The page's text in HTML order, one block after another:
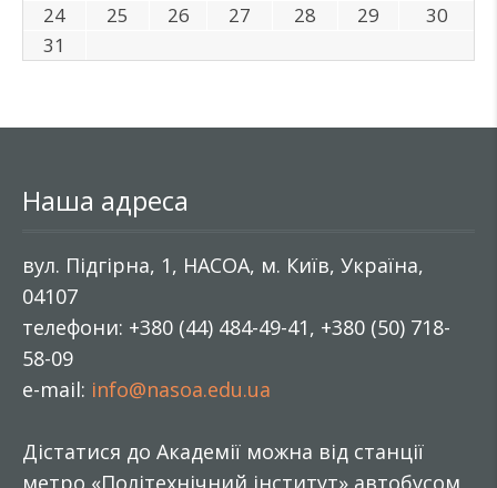
24
25 26 27 28 29
30
31
Наша адреса
вул. Підгірна, 1, НАСОА, м. Київ, Україна,
04107
телефони: +380 (44) 484-49-41, +380 (50) 718-
58-09
e-mail: info@nasoa.edu.ua
Дістатися до Академії можна від станції
метро «Політехнічний інститут» автобусом